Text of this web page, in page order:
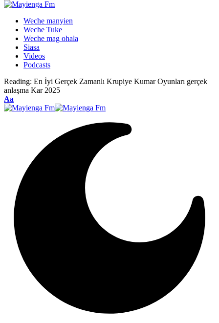
Weche manyien
Weche Tuke
Weche mag ohala
Siasa
Videos
Podcasts
Reading: En İyi Gerçek Zamanlı Krupiye Kumar Oyunları gerçek
anlaşma Kar 2025
Font
Resizer
Aa